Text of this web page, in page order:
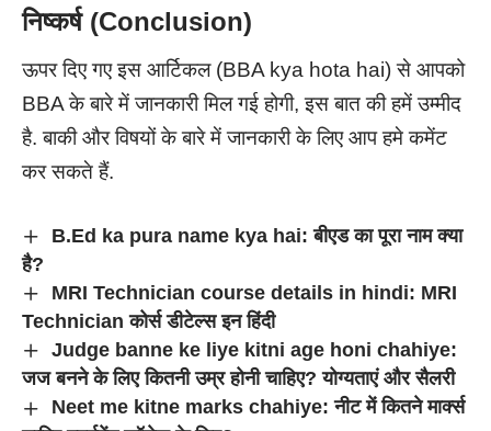
निष्कर्ष (Conclusion)
ऊपर दिए गए इस आर्टिकल (BBA kya hota hai) से आपको
BBA के बारे में जानकारी मिल गई होगी, इस बात की हमें उम्मीद
है. बाकी और विषयों के बारे में जानकारी के लिए आप हमे कमेंट
कर सकते हैं.
B.Ed ka pura name kya hai: बीएड का पूरा नाम क्या
है?
MRI Technician course details in hindi: MRI
Technician कोर्स डीटेल्स इन हिंदी
Judge banne ke liye kitni age honi chahiye:
जज बनने के लिए कितनी उम्र होनी चाहिए? योग्यताएं और सैलरी
Neet me kitne marks chahiye: नीट में कितने मार्क्स